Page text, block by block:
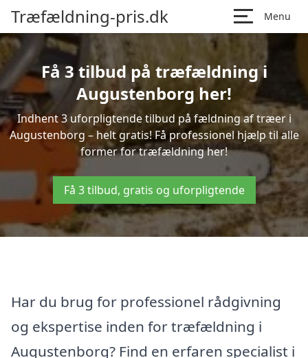
Træfældning-pris.dk Menu
Få 3 tilbud på træfældning i
Augustenborg her!
Indhent 3 uforpligtende tilbud på fældning af træer i
Augustenborg – helt gratis! Få professionel hjælp til alle
former for træfældning her!
Få 3 tilbud, gratis og uforpligtende
Har du brug for professionel rådgivning
og ekspertise inden for træfældning i
Augustenborg? Find en erfaren specialist i